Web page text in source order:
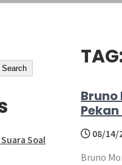
Bruno
08/14/
Bruno
Search
Soal